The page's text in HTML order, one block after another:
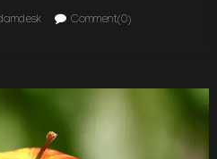
Comment(0)